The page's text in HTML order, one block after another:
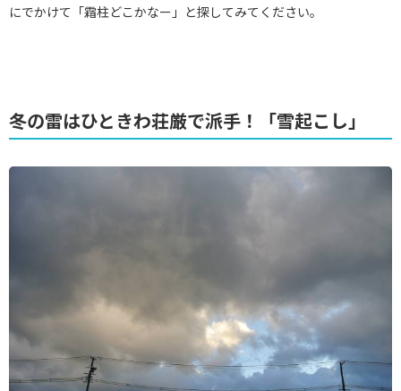
にでかけて「霜柱どこかなー」と探してみてください。
冬の雷はひときわ荘厳で派手！「雪起こし」